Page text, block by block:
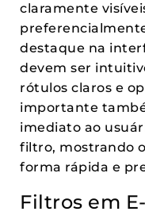
claramente
destaque na
devem ser
rótulos claros e
importante
imediato ao
filtro, mostrando
forma rápida e
Filtros em